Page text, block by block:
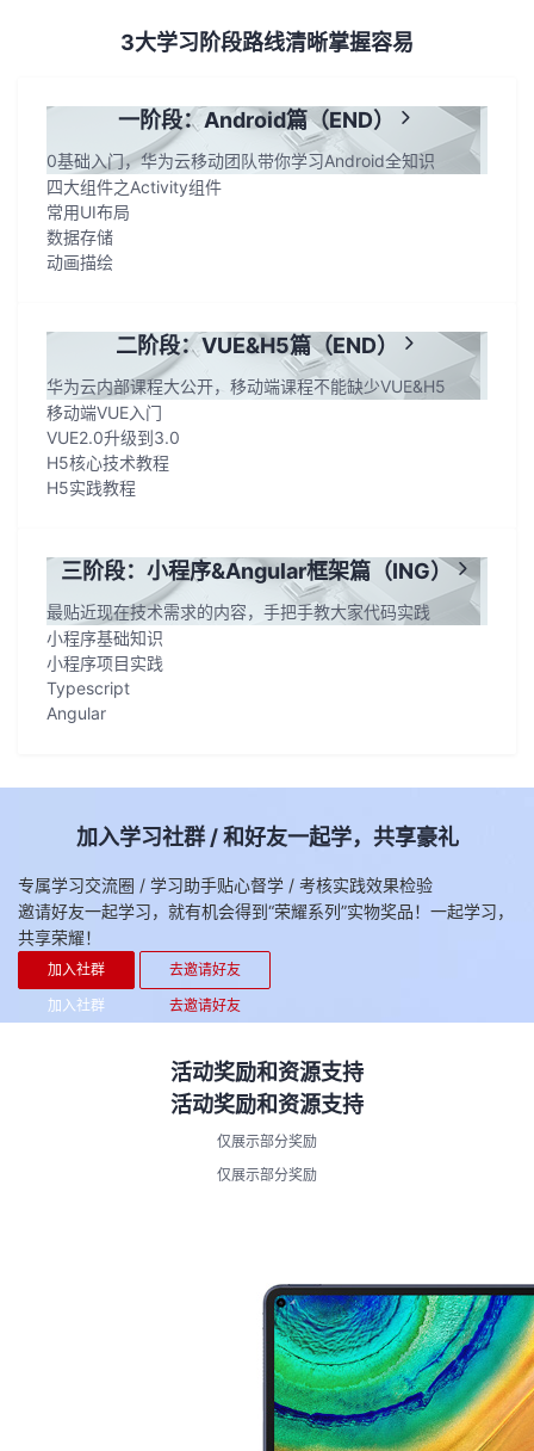
动
关
注
开
学
的
课
程
我
的
认
我
的
我
藏
的
我
持
我
技
术
支
的
云
声
3大学习阶段路线清晰掌握容易
一阶段：Android篇（END）
0基础入门，华为云移动团队带你学习Android全知识
四大组件之Activity组件
常用UI布局
数据存储
动画描绘
二阶段：VUE&H5篇（END）
华为云内部课程大公开，移动端课程不能缺少VUE&H5
移动端VUE入门
VUE2.0升级到3.0
H5核心技术教程
H5实践教程
三阶段：小程序&Angular框架篇（ING）
最贴近现在技术需求的内容，手把手教大家代码实践
小程序基础知识
小程序项目实践
Typescript
Angular
加入学习社群 / 和好友一起学，共享豪礼
专属学习交流圈 / 学习助手贴心督学 / 考核实践效果检验
邀请好友一起学习，就有机会得到“荣耀系列”实物奖品！一起学习，
共享荣耀！
加入社群
加入社群
去邀请好友
去邀请好友
活动奖励和资源支持
活动奖励和资源支持
仅展示部分奖励
仅展示部分奖励